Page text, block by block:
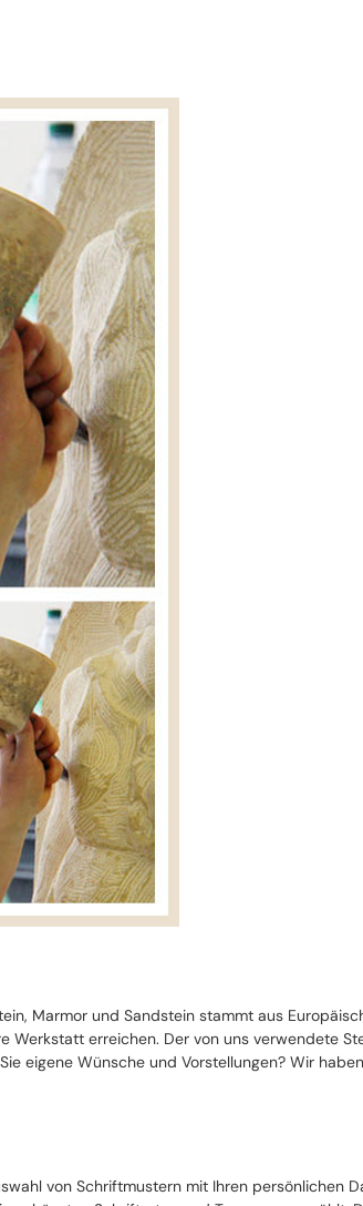
Marmor und Sandstein stammt aus
Werkstatt erreichen. Der von uns verwendete
eigene Wünsche und Vorstellungen? Wir
von Schriftmustern mit Ihren persönlichen